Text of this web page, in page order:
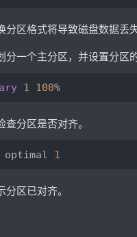
分区格式将导致磁盘数据丢
分一个主分区，并设置分区
1 100%
分区是否对齐。
optimal 1
区已对齐。